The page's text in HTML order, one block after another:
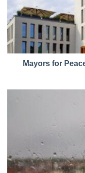
Mayors for